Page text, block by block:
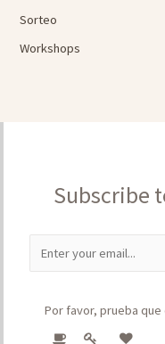
Sorteo
Workshops
Subscribe
m
Por favor, prueba